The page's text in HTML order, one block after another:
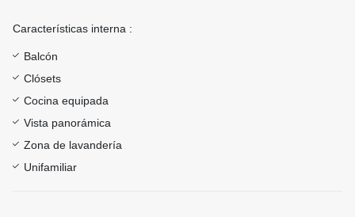
Características interna :
Balcón
Clósets
Cocina equipada
Vista panorámica
Zona de lavandería
Unifamiliar